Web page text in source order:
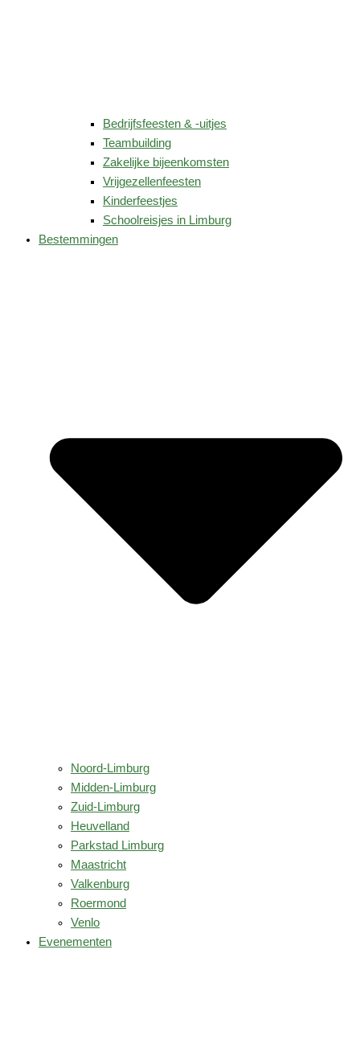
Bedrijfsfeesten & -uitjes
Teambuilding
Zakelijke bijeenkomsten
Vrijgezellenfeesten
Kinderfeestjes
Schoolreisjes in Limburg
Bestemmingen
Noord-Limburg
Midden-Limburg
Zuid-Limburg
Heuvelland
Parkstad Limburg
Maastricht
Valkenburg
Roermond
Venlo
Evenementen